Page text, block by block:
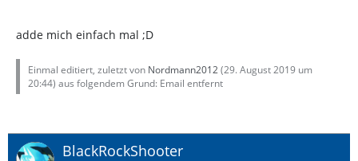
adde mich einfach mal ;D
Einmal editiert, zuletzt von Nordmann2012(29. August 2019 um
20:44) aus folgendem Grund: Email entfernt
BlackRockShooter